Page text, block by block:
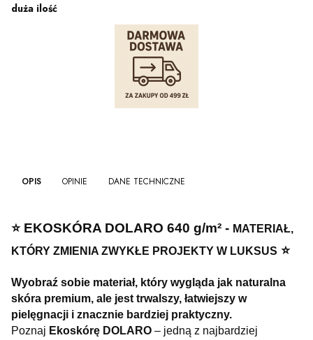
duża ilość
OPIS OPINIE DANE TECHNICZNE
⭐️ EKOSKÓRA DOLARO 640 g/m² - MATERIAŁ,
KTÓRY ZMIENIA ZWYKŁE PROJEKTY W LUKSUS ⭐️
Wyobraź sobie materiał, który wygląda jak naturalna
skóra premium, ale jest trwalszy, łatwiejszy w
pielęgnacji i znacznie bardziej praktyczny.
Poznaj Ekoskórę DOLARO – jedną z najbardziej